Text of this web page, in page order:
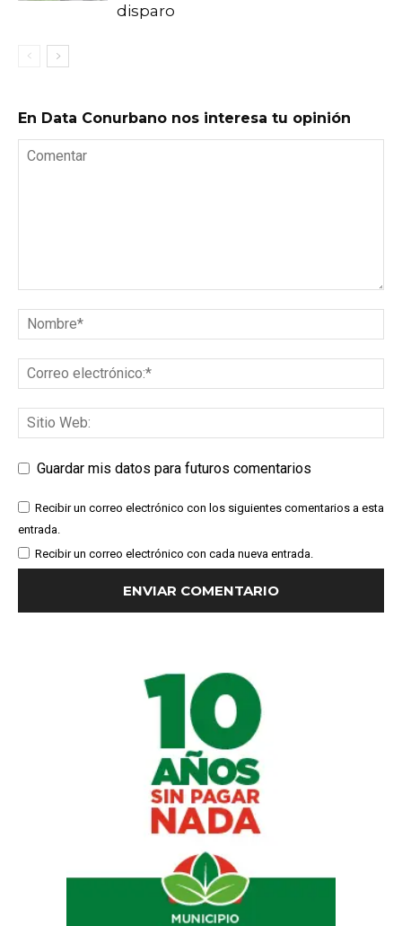
disparo
En Data Conurbano nos interesa tu opinión
Guardar mis datos para futuros comentarios
Recibir un correo electrónico con los siguientes comentarios a esta
entrada.
Recibir un correo electrónico con cada nueva entrada.